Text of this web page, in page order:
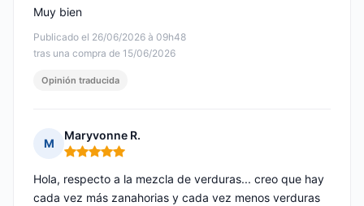
Publicado el 26/06/2026 à 09h48
tras una compra de 15/06/2026
Muy bien
Opinión traducida
M
Maryvonne R.
Nota: 5 de 5
Hola, respecto a la mezcla de verduras... creo que hay
cada vez más zanahorias y cada vez menos verduras